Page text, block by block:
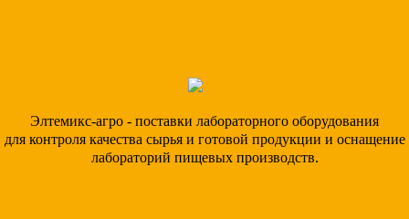
Элтемикс-агро - поставки лабораторного оборудования
для контроля качества сырья и готовой продукции и оснащение
лабораторий пищевых производств.